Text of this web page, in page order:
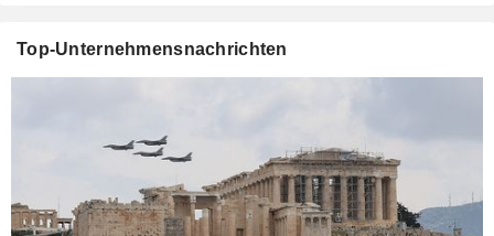
Top-Unternehmensnachrichten